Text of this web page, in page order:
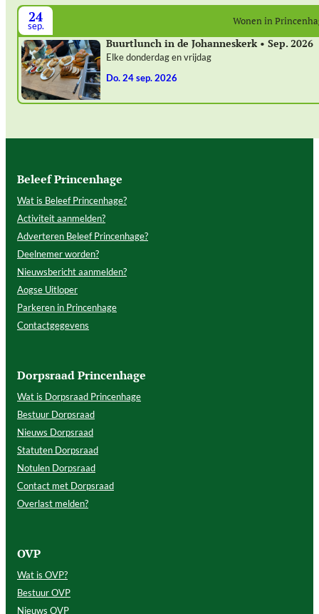
24
sep. Wonen in
Buurtlunch in de Johanneskerk • Sep. 2026
Elke donderdag en vrijdag
do. 24 sep. 2026
Beleef Princenhage
Wat is Beleef Princenhage?
Activiteit aanmelden?
Adverteren Beleef Princenhage?
Deelnemer worden?
Nieuwsbericht aanmelden?
Aogse Uitloper
Parkeren in Princenhage
Contactgegevens
Dorpsraad Princenhage
Wat is Dorpsraad Princenhage
Bestuur Dorpsraad
Nieuws Dorpsraad
Statuten Dorpsraad
Notulen Dorpsraad
Contact met Dorpsraad
Overlast melden?
OVP
Wat is OVP?
Bestuur OVP
Nieuws OVP